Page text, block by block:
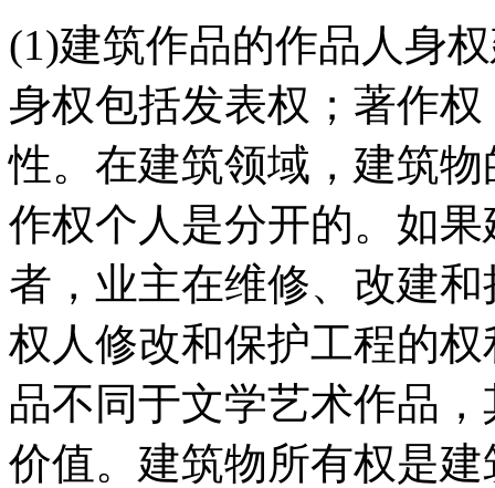
(1)建筑作品的作品人身
身权包括发表权；著作
性。在建筑领域，建筑
作权个人是分开的。如
者，业主在维修、改建
权人修改和保护工程的
品不同于文学艺术作品
价值。建筑物所有权是